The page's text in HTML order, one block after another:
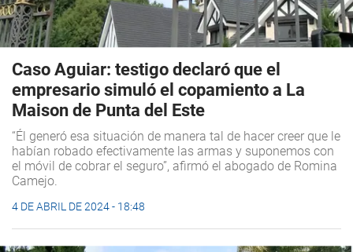
Caso Aguiar: testigo declaró que el
empresario simuló el copamiento a La
Maison de Punta del Este
“Él generó esa situación de manera tal de hacer creer que le
habían robado efectivamente las armas y suponemos con
el móvil de cobrar el seguro”, afirmó el abogado de Romina
Camejo.
4 DE ABRIL DE 2024 - 18:48